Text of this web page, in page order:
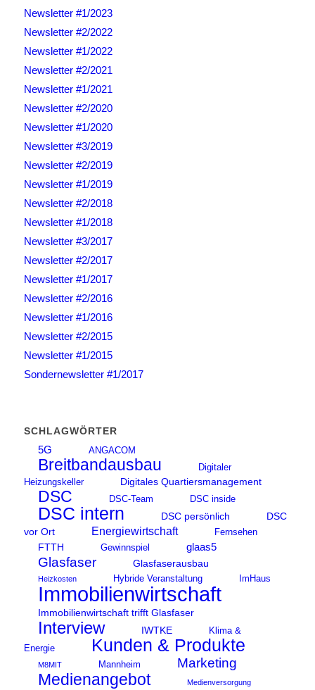
Newsletter #1/2023
Newsletter #2/2022
Newsletter #1/2022
Newsletter #2/2021
Newsletter #1/2021
Newsletter #2/2020
Newsletter #1/2020
Newsletter #3/2019
Newsletter #2/2019
Newsletter #1/2019
Newsletter #2/2018
Newsletter #1/2018
Newsletter #3/2017
Newsletter #2/2017
Newsletter #1/2017
Newsletter #2/2016
Newsletter #1/2016
Newsletter #2/2015
Newsletter #1/2015
Sondernewsletter #1/2017
SCHLAGWÖRTER
5G ANGACOM
Breitbandausbau
Digitaler
Heizungskeller
Digitales Quartiersmanagement
DSC DSC-Team DSC inside
DSC intern DSC persönlich
DSC
vor Ort
Energiewirtschaft Fernsehen
FTTH Gewinnspiel glaas5
Glasfaser Glasfaserausbau
Heizkosten Hybride Veranstaltung ImHaus
Immobilienwirtschaft
Immobilienwirtschaft trifft Glasfaser
Interview IWTKE
Klima &
Energie
Kunden & Produkte
M8MIT Mannheim Marketing
Medienangebot Medienversorgung